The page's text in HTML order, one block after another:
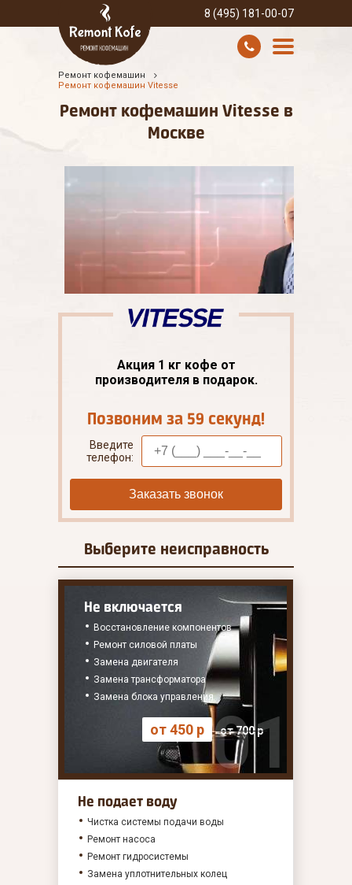
8 (495) 181-00-07
УСЛУГИ И ЦЕНЫ
Ремонт кофемашин
Ремонт кофемашин Vitesse
Ремонт кофемашин Vitesse в
Москве
Акция 1 кг кофе от
производителя в подарок.
Позвоним за 59 секунд!
Введите
телефон:
Заказать звонок
Выберите неисправность
Не включается
Восстановление компонентов
Ремонт силовой платы
Замена двигателя
Замена трансформатора
Замена блока управления
от 450 р от 700 р
Не подает воду
Чистка системы подачи воды
Ремонт насоса
Ремонт гидросистемы
Замена уплотнительных колец